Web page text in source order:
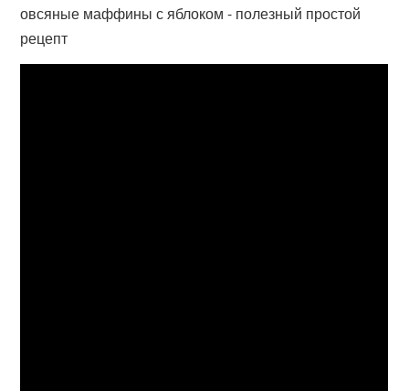
овсяные маффины с яблоком - полезный простой
рецепт